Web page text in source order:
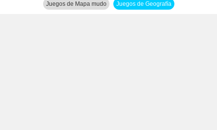
Juegos de Mapa mudo Juegos de Geografía